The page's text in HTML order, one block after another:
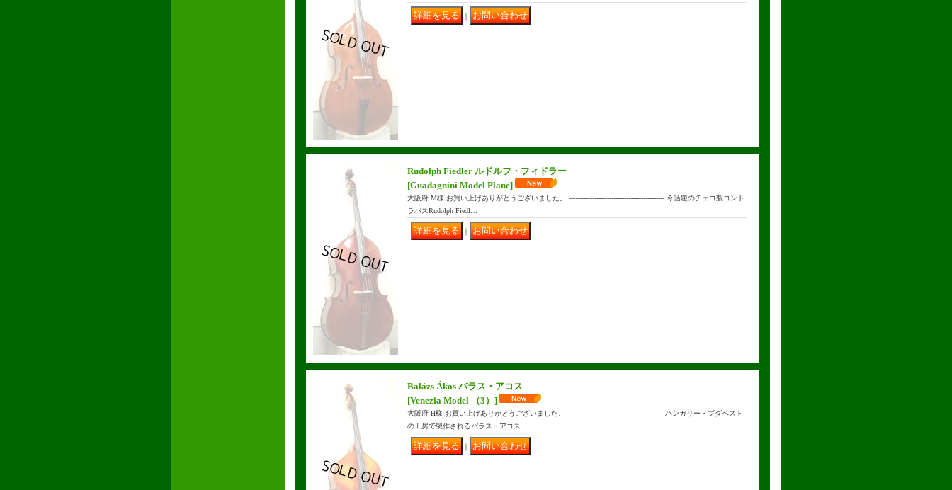
｜
Rudolph Fiedler ルドルフ・フィドラー
[Guadagnini Model Plane]
大阪府 M様 お買い上げありがとうございました。 --------------------------------------------- 今話題のチェコ製コント
ラバスRudolph Fiedl…
｜
Balázs Ákos バラス・アコス
[Venezia Model （3）]
大阪府 H様 お買い上げありがとうございました。 --------------------------------------------- ハンガリー・ブダペスト
の工房で製作されるバラス・アコス…
｜